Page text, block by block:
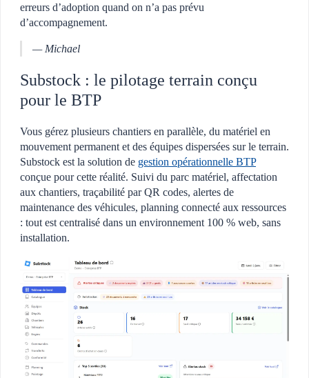
erreurs d’adoption quand on n’a pas prévu
d’accompagnement.
— Michael
Substock : le pilotage terrain conçu
pour le BTP
Vous gérez plusieurs chantiers en parallèle, du matériel en
mouvement permanent et des équipes dispersées sur le terrain.
Substock est la solution de gestion opérationnelle BTP
conçue pour cette réalité. Suivi du parc matériel, affectation
aux chantiers, traçabilité par QR codes, alertes de
maintenance des véhicules, planning connecté aux ressources
: tout est centralisé dans un environnement 100 % web, sans
installation.